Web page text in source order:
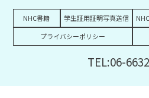
NHC書籍 学生証用証明写真送信
プライバシーポリシー
TEL:06-